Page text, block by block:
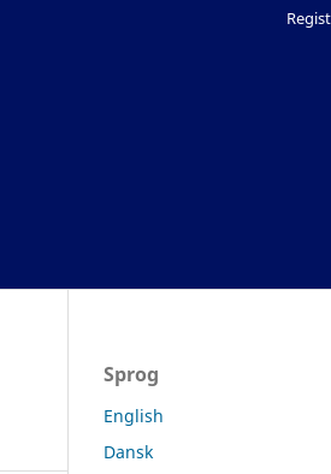
Sprog
English
Dansk